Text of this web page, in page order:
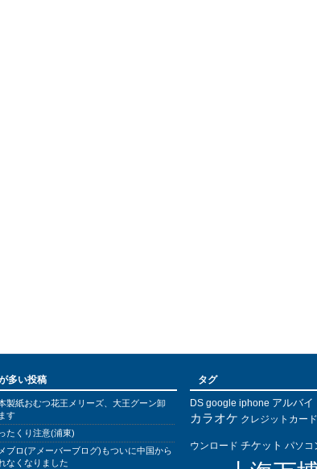
多い投稿
製紙おむつ花王メリーズ、大王グーン卸
す
たくり注意(浦東)
ブロ(アメーバーブログ)もついに中国から
なくなりました
タグ
DS google iphone アルバイ
カラオケ クレジットカード
ウンロード チケット パソコ